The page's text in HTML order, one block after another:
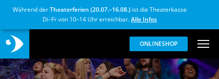
Während derTheaterferien (20.07.–16.08.) ist die Theaterkasse
Di–Fr von 10–14 Uhr erreichbar.Alle Infos
ONLINESHOP